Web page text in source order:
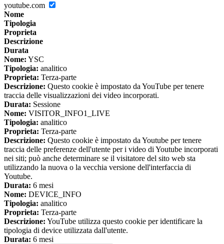
youtube.com
Nome
Tipologia
Proprieta
Descrizione
Durata
Nome: YSC
Tipologia: analitico
Proprieta: Terza-parte
Descrizione: Questo cookie è impostato da YouTube per tenere
traccia delle visualizzazioni dei video incorporati.
Durata: Sessione
Nome: VISITOR_INFO1_LIVE
Tipologia: analitico
Proprieta: Terza-parte
Descrizione: Questo cookie è impostato da Youtube per tenere
traccia delle preferenze dell'utente per i video di Youtube incorporati
nei siti; può anche determinare se il visitatore del sito web sta
utilizzando la nuova o la vecchia versione dell'interfaccia di
Youtube.
Durata: 6 mesi
Nome: DEVICE_INFO
Tipologia: analitico
Proprieta: Terza-parte
Descrizione: YouTube utilizza questo cookie per identificare la
tipologia di device utilizzata dall'utente.
Durata: 6 mesi